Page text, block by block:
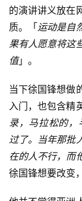
的演讲讲义放在
质。「运动是自
果有人愿意将这
值」。
当下徐国锋想做
入门，也包含精
录，马拉松的
过了。当年那批
在的人不行，而
徐国锋想要改变